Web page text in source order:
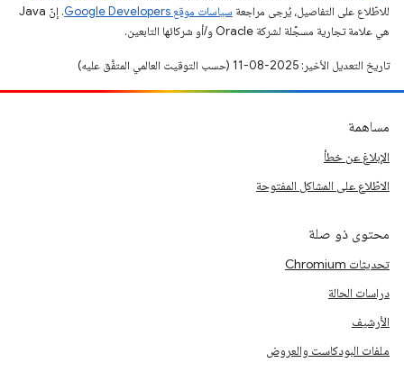
للاطّلاع على التفاصيل، يُرجى مراجعة سياسات موقع Google Developers‏
. إنّ Java
هي علامة تجارية مسجَّلة لشركة Oracle و/أو شركائها التابعين.
تاريخ التعديل الأخير: 2025-08-11 (حسب التوقيت العالمي المتفَّق عليه)
مساهمة
الإبلاغ عن خطأ
الاطّلاع على المشاكل المفتوحة
محتوى ذو صلة
تحديثات Chromium
دراسات الحالة
الأرشيف
ملفات البودكاست والعروض